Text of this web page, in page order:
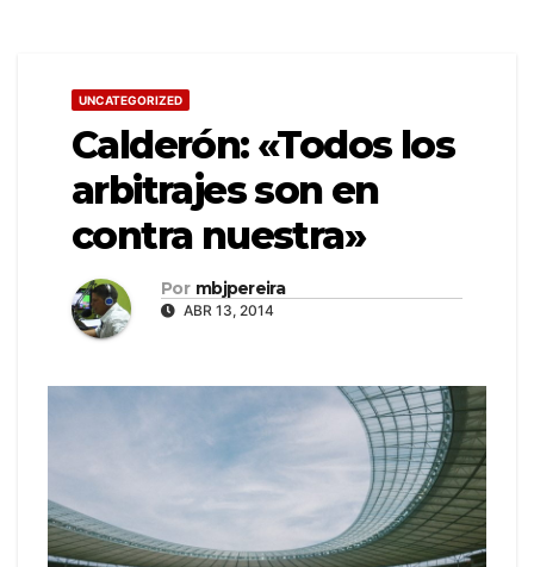
UNCATEGORIZED
Calderón: «Todos los
arbitrajes son en
contra nuestra»
Por mbjpereira
ABR 13, 2014